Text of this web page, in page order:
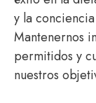
y la
Mantenernos
permitidos y
nuestros